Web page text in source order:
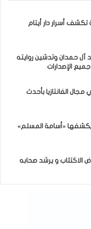
تكشف أسرار دار أيتام
حمدان وتدشين روايته
الفانتازيا بأحدث
يكشفها «أسامة المسلم»
الاكتئاب و يرشد صحابه